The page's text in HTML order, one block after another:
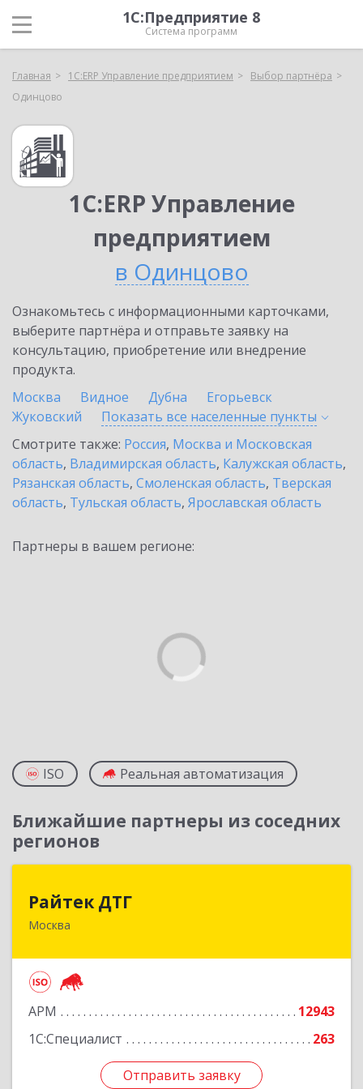
1С:Предприятие 8
Система программ
Главная 1С:ERP Управление предприятием
Выбор партнёра
Одинцово
1С:ERP Управление
предприятием
в Одинцово
Ознакомьтесь с информационными карточками,
выберите партнёра и отправьте заявку на
консультацию, приобретение или внедрение
продукта.
Москва
Видное Дубна
Егорьевск
Жуковский
Показать все населенные пункты
Смотрите также: Россия, Москва и Московская
область, Владимирская область, Калужская область,
Рязанская область, Смоленская область, Тверская
область, Тульская область, Ярославская область
Партнеры в вашем регионе:
ISO Реальная автоматизация
Ближайшие партнеры из соседних
регионов
Райтек ДТГ
Москва
АРМ
12943
1С:Специалист
263
Отправить заявку
123112, Москва г, вн.тер.г. муниципальный
Подробнее
Отправить заявку